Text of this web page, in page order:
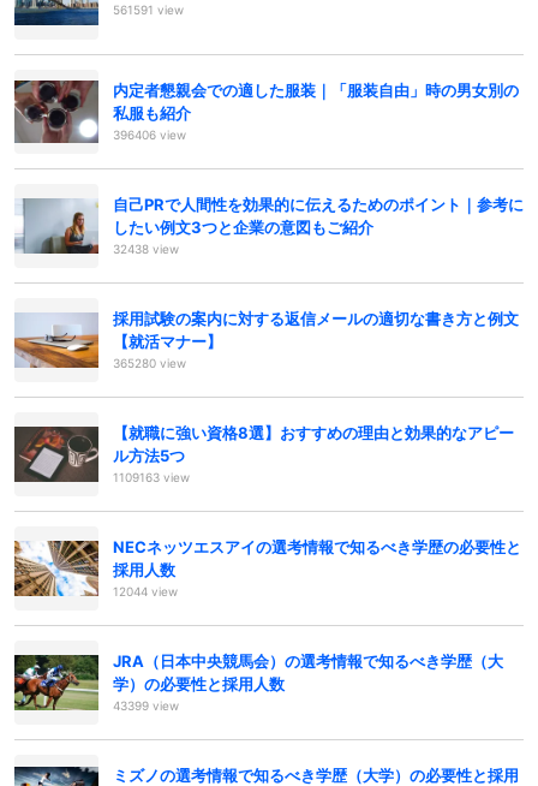
561591 view
内定者懇親会での適した服装｜「服装自由」時の男女別の
私服も紹介
396406 view
自己PRで人間性を効果的に伝えるためのポイント｜参考に
したい例文3つと企業の意図もご紹介
32438 view
採用試験の案内に対する返信メールの適切な書き方と例文
【就活マナー】
365280 view
【就職に強い資格8選】おすすめの理由と効果的なアピー
ル方法5つ
1109163 view
NECネッツエスアイの選考情報で知るべき学歴の必要性と
採用人数
12044 view
JRA（日本中央競馬会）の選考情報で知るべき学歴（大
学）の必要性と採用人数
43399 view
ミズノの選考情報で知るべき学歴（大学）の必要性と採用